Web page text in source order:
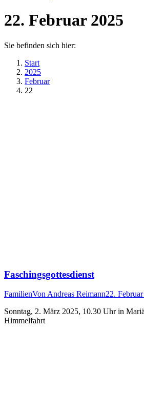
22. Februar 2025
Sie befinden sich hier:
Start
2025
Februar
22
Faschingsgottesdienst
FamilienVon Andreas Reimann22.
Sonntag, 2. März 2025, 10.30 Uhr in
Himmelfahrt